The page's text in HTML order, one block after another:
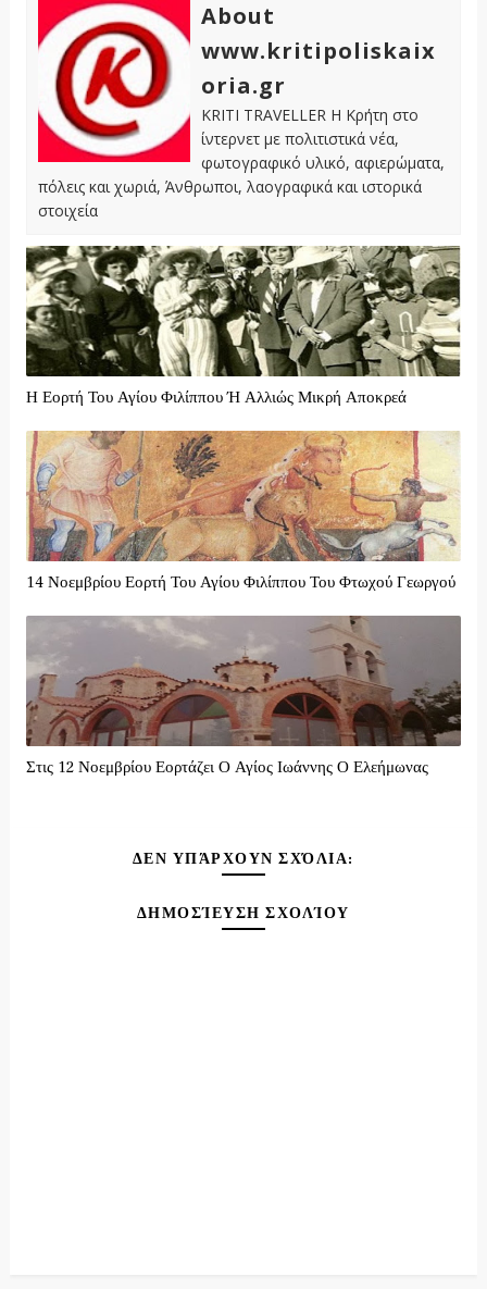
About
www.kritipoliskaix
oria.gr
KRITI TRAVELLER Η Κρήτη στο
ίντερνετ με πολιτιστικά νέα,
φωτογραφικό υλικό, αφιερώματα,
πόλεις και χωριά, Άνθρωποι, λαογραφικά και ιστορικά
στοιχεία
Η Εορτή Του Αγίου Φιλίππου Ή Αλλιώς Μικρή Αποκρεά
14 Νοεμβρίου Εορτή Του Αγίου Φιλίππου Του Φτωχού Γεωργού
Στις 12 Νοεμβρίου Εορτάζει Ο Αγίος Ιωάννης Ο Ελεήμωνας
ΔΕΝ ΥΠΆΡΧΟΥΝ ΣΧΌΛΙΑ:
ΔΗΜΟΣΊΕΥΣΗ ΣΧΟΛΊΟΥ